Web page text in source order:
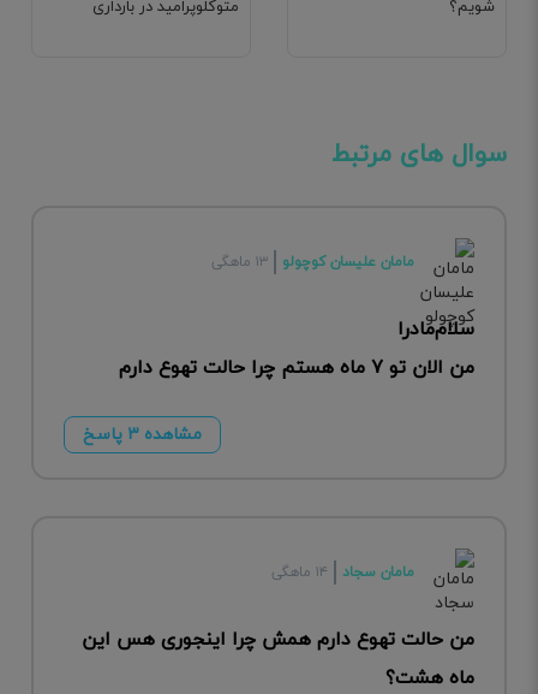
متوکلوپرامید در بارداری
شویم؟
سوال های مرتبط
مامان علیسان کوچولو ۱۳ ماهگی
سلام‌مادرا
من الان تو ۷ ماه هستم چرا حالت تهوع دارم
مشاهده ۳ پاسخ
مامان سجاد ۱۴ ماهگی
من حالت تهوع دارم همش چرا اینجوری هس این
ماه هشت؟